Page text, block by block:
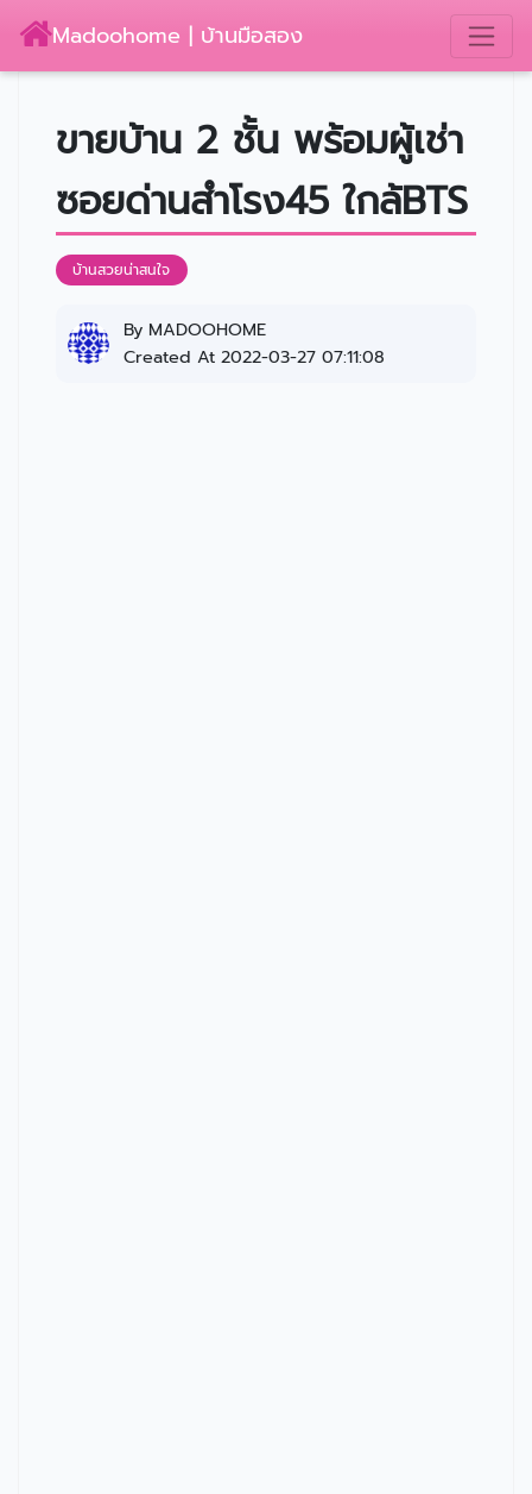
Madoohome | บ้านมือสอง
ขายบ้าน 2 ชั้น พร้อมผู้เช่า
ซอยด่านสำโรง45 ใกล้BTS
บ้านสวยน่าสนใจ
By MADOOHOME
Created At 2022-03-27 07:11:08